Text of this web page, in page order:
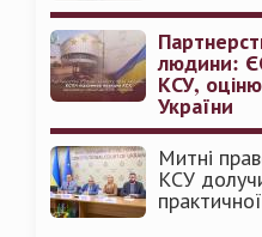
людини:
КСУ,
України
Митні
КСУ